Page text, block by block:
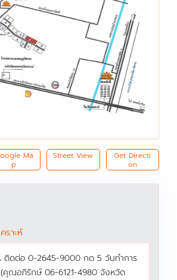
Ma
p
Street View
Get Directi
on
ราะห์
ติดต่อ 0-2645-9000 กด 5 วันทำการ
คุณอภิรักษ์ 06-6121-4980 จังหวัด